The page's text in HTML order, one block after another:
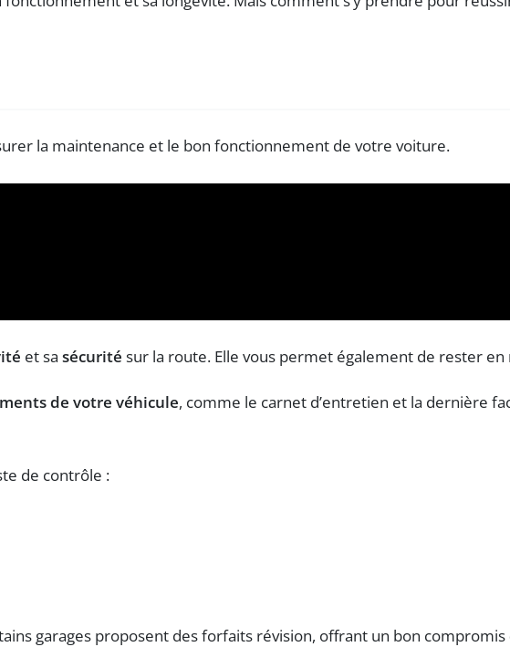
et sa sécurité sur la route. Elle vous permet également de rester
de votre véhicule, comme le carnet d’entretien et la dernière
de contrôle :
garages proposent des forfaits révision, offrant un bon compromis